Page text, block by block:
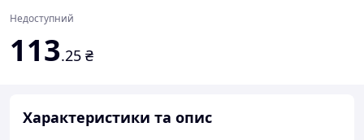
Недоступний
113.25 ₴
Характеристики та опис